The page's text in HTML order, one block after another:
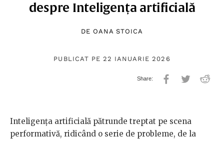
despre Inteligența artificială
DE OANA STOICA
PUBLICAT PE 22 IANUARIE 2026
Inteligența artificială pătrunde treptat pe scena
performativă, ridicând o serie de probleme, de la